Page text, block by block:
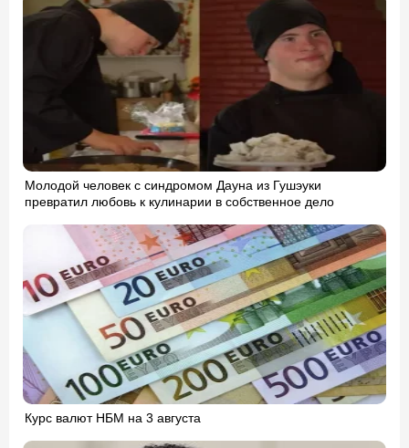
Молодой человек с синдромом Дауна из Гушэуки
превратил любовь к кулинарии в собственное дело
Курс валют НБМ на 3 августа